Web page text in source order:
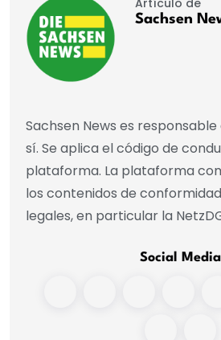
Sachsen
Sachsen News es
sí. Se aplica el código de
plataforma. La plataforma
los contenidos de
legales, en particular la
Social Media